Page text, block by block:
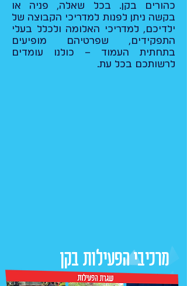
כהורים בקן. בכל שאלה, פניה או
בקשה ניתן לפנות למדריכי הקבוצה של
ילדיכם, למדריכי האלומה ולכלל בעלי
התפקידים, שפרטיהם מופיעים
בתחתית העמוד – כולנו עומדים
לרשותכם בכל עת.
מרכיבי הפעילות בקן